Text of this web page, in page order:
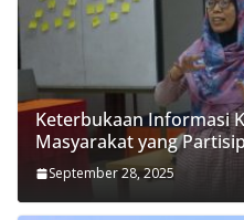
Keterbukaan Informasi
Masyarakat yang
September 28, 2025